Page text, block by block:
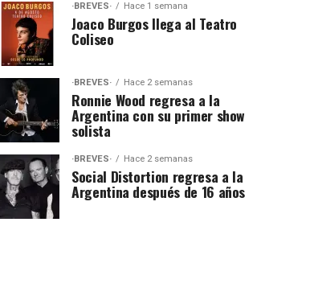
·BREVES· Hace 1 semana
Joaco Burgos llega al Teatro
Coliseo
·BREVES· Hace 2 semanas
Ronnie Wood regresa a la
Argentina con su primer show
solista
·BREVES· Hace 2 semanas
Social Distortion regresa a la
Argentina después de 16 años